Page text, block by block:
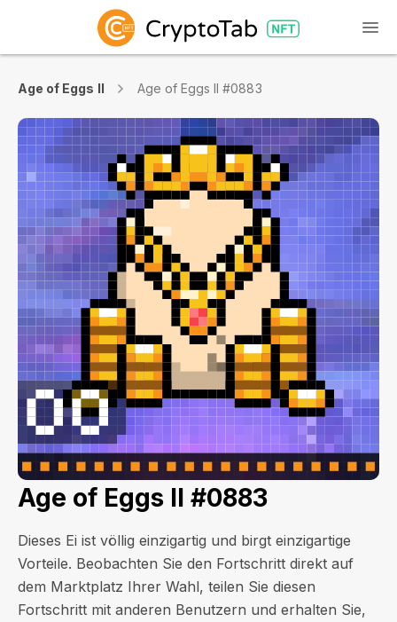
Age of Eggs II Age of Eggs II #0883
Age of Eggs II #0883
Dieses Ei ist völlig einzigartig und birgt einzigartige
Vorteile. Beobachten Sie den Fortschritt direkt auf
dem Marktplatz Ihrer Wahl, teilen Sie diesen
Fortschritt mit anderen Benutzern und erhalten Sie,